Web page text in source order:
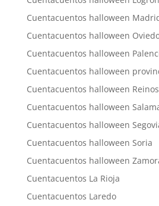
Cuentacuentos halloween
Cuentacuentos halloween
Cuentacuentos halloween
Cuentacuentos halloween
Cuentacuentos halloween
Cuentacuentos halloween
Cuentacuentos halloween
Cuentacuentos halloween Soria
Cuentacuentos halloween
Cuentacuentos La Rioja
Cuentacuentos Laredo